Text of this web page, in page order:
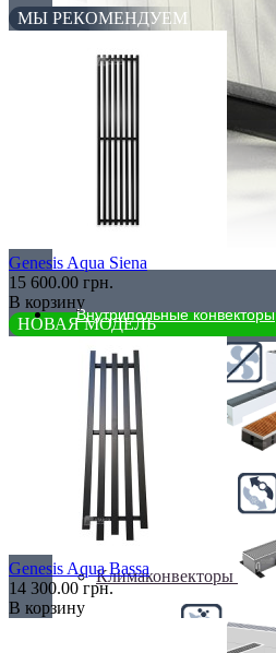
Внутрипольные конвекторы
Без вентилятора
Климаконвекторы
МЫ РЕКОМЕНДУЕМ
Genesis Aqua Siena
15 600.00 грн.
В корзину
НОВАЯ МОДЕЛЬ
Genesis Aqua Bassa
14 300.00 грн.
В корзину